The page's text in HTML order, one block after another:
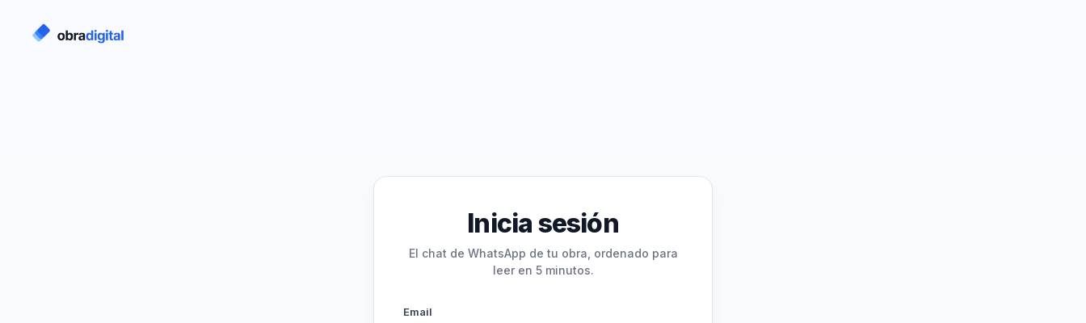
Inicia sesión
El chat de WhatsApp de tu obra, ordenado para
leer en 5 minutos.
Email